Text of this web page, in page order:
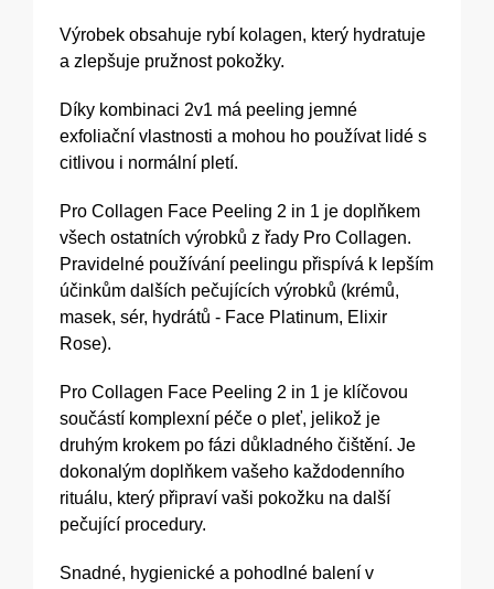
Výrobek obsahuje rybí kolagen, který hydratuje
a zlepšuje pružnost pokožky.
Díky kombinaci 2v1 má peeling jemné
exfoliační vlastnosti a mohou ho používat lidé s
citlivou i normální pletí.
Pro Collagen Face Peeling 2 in 1 je doplňkem
všech ostatních výrobků z řady Pro Collagen.
Pravidelné používání peelingu přispívá k lepším
účinkům dalších pečujících výrobků (krémů,
masek, sér, hydrátů - Face Platinum, Elixir
Rose).
Pro Collagen Face Peeling 2 in 1 je klíčovou
součástí komplexní péče o pleť, jelikož je
druhým krokem po fázi důkladného čištění. Je
dokonalým doplňkem vašeho každodenního
rituálu, který připraví vaši pokožku na další
pečující procedury.
Snadné, hygienické a pohodlné balení v